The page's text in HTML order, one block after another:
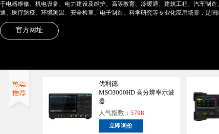
于电器维修、机电设备、电力建设及维护、高等教育、冷暖通、建筑工程、汽车制
通、医疗防疫、环境测温、安全检查、电子制造、科学研究等专业化应用场景，是
官方网址
优利德
MSO3000HD 高分辨率示波
器
人气指数： 5798
立即询价